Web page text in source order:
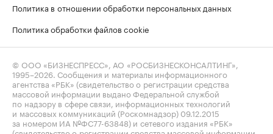
Политика в отношении обработки персональных данных
Политика обработки файлов cookie
© ООО «БИЗНЕСПРЕСС», АО «РОСБИЗНЕСКОНСАЛТИНГ»,
1995–2026 . Сообщения и материалы информационного
агентства «РБК» (свидетельство о регистрации средства
массовой информации выдано Федеральной службой
по надзору в сфере связи, информационных технологий
и массовых коммуникаций (Роскомнадзор) 09.12.2015
за номером ИА №ФС77-63848) и сетевого издания «РБК»